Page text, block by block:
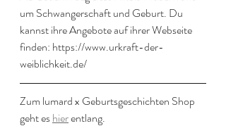
um Schwangerschaft und Geburt. Du
kannst ihre Angebote auf ihrer Webseite
finden: https://www.urkraft-der-
weiblichkeit.de/
Zum lumard x Geburtsgeschichten Shop
geht es hier entlang.